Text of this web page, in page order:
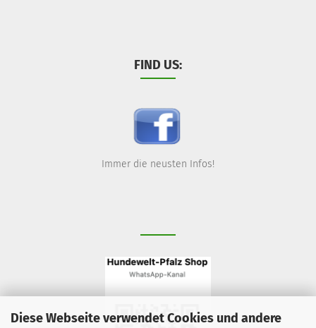
Diese Webseite verwendet Cookies und andere
FIND US:
Immer die neusten Infos!